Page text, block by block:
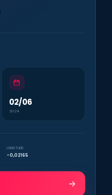
02/06
2024
LONGITUDE
-0,02165